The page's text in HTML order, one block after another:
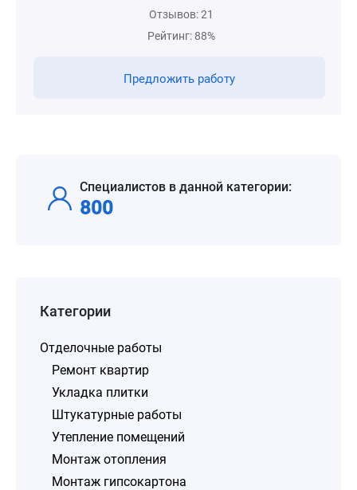
Отзывов: 21
Рейтинг: 88%
Предложить работу
Специалистов в данной категории:
800
Категории
Отделочные работы
Ремонт квартир
Укладка плитки
Штукатурные работы
Утепление помещений
Монтаж отопления
Монтаж гипсокартона